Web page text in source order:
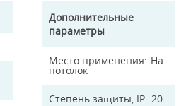
Дополнительные
параметры
Место применения На
потолок
Степень защиты, IP 20